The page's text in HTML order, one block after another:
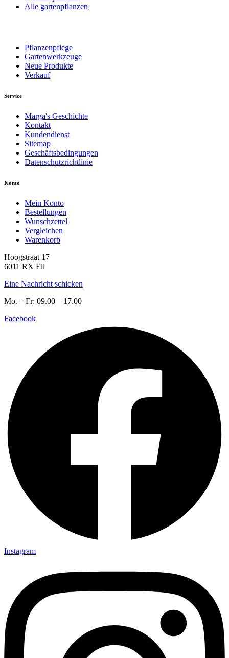
Alle gartenpflanzen
Pflanzenpflege
Gartenwerkzeuge
Neue Produkte
Verkauf
Service
Marga's Geschichte
Kontakt
Kundendienst
Sitemap
Geschäftsbedingungen
Datenschutzrichtlinie
Konto
Mein Konto
Bestellungen
Wunschzettel
Vergleichen
Warenkorb
Hoogstraat 17
6011 RX Ell
Eine Nachricht schicken
Mo. – Fr: 09.00 – 17.00
Facebook
Instagram